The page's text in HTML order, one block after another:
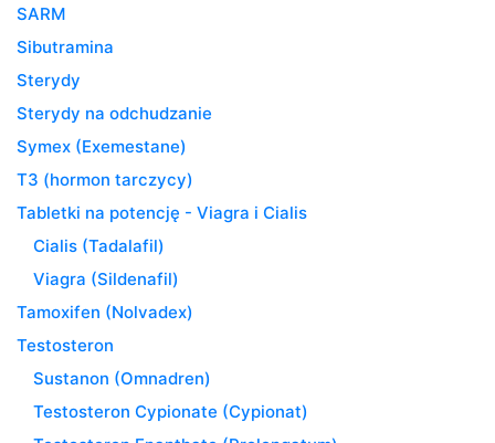
SARM
Sibutramina
Sterydy
Sterydy na odchudzanie
Symex (Exemestane)
T3 (hormon tarczycy)
Tabletki na potencję - Viagra i Cialis
Cialis (Tadalafil)
Viagra (Sildenafil)
Tamoxifen (Nolvadex)
Testosteron
Sustanon (Omnadren)
Testosteron Cypionate (Cypionat)